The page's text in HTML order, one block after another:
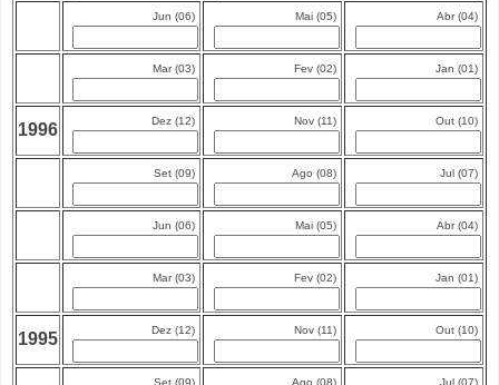
Jun (06) Mai (05) Abr (04)
Mar (03) Fev (02) Jan (01)
1996 Dez (12) Nov (11) Out (10)
Set (09) Ago (08) Jul (07)
Jun (06) Mai (05) Abr (04)
Mar (03) Fev (02) Jan (01)
1995 Dez (12) Nov (11) Out (10)
Set (09) Ago (08) Jul (07)